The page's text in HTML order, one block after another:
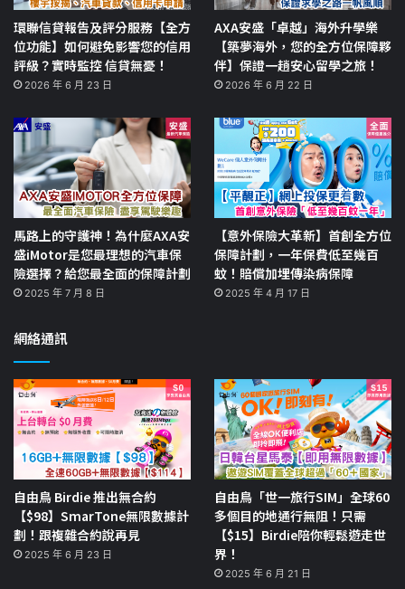
環聯信貸報告及評分服務【全方
位功能】如何避免影響您的信用
評級？實時監控 信貸無憂！
2026 年 6 月 23 日
AXA安盛「卓越」海外升學樂
【築夢海外，您的全方位保障夥
伴】保證一趟安心留學之旅！
2026 年 6 月 22 日
馬路上的守護神！為什麼AXA安
盛iMotor是您最理想的汽車保
險選擇？給您最全面的保障計劃
2025 年 7 月 8 日
【意外保險大革新】首創全方位
保障計劃，一年保費低至幾百
蚊！賠償加埋傳染病保障
2025 年 4 月 17 日
網絡通訊
自由鳥 Birdie 推出無合約
【$98】SmarTone無限數據計
劃！跟複雜合約說再見
2025 年 6 月 23 日
自由鳥「世一旅行SIM」全球60
多個目的地通行無阻！只需
【$15】Birdie陪你輕鬆遊走世
界！
2025 年 6 月 21 日